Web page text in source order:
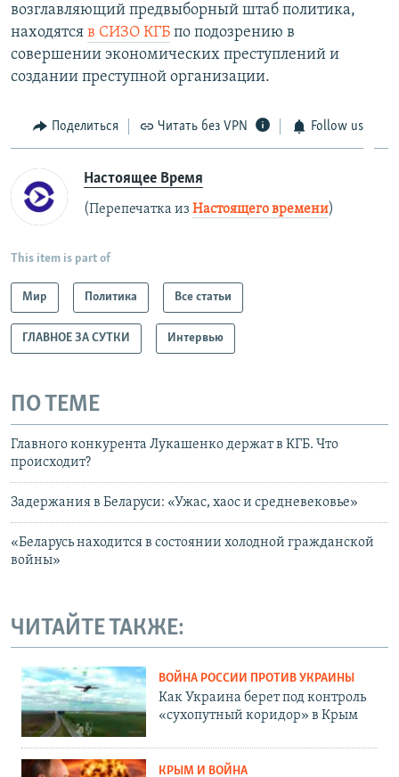
возглавляющий предвыборный штаб политика,
находятся в СИЗО КГБ по подозрению в
совершении экономических преступлений и
создании преступной организации.
Поделиться Читать без VPN Follow us
Настоящее Время
(Перепечатка из Настоящего времени)
This item is part of
Мир Политика Все статьи
ГЛАВНОЕ ЗА СУТКИ Интервью
ПО ТЕМЕ
Главного конкурента Лукашенко держат в КГБ. Что
происходит?
Задержания в Беларуси: «Ужас, хаос и средневековье»
«Беларусь находится в состоянии холодной гражданской
войны»
ЧИТАЙТЕ ТАКЖЕ:
ВОЙНА РОССИИ ПРОТИВ УКРАИНЫ
Как Украина берет под контроль
«сухопутный коридор» в Крым
КРЫМ И ВОЙНА